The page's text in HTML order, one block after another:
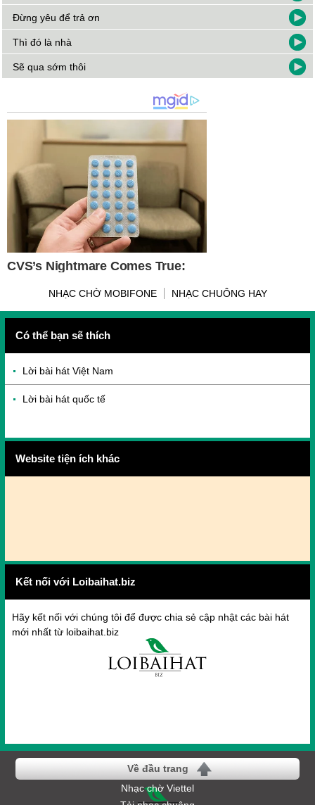
Đừng yêu để trả ơn
Thì đó là nhà
Sẽ qua sớm thôi
NHẠC CHỜ MOBIFONE NHẠC CHUÔNG HAY
Có thể bạn sẽ thích
Lời bài hát Việt Nam
Lời bài hát quốc tế
Website tiện ích khác
Kết nối với Loibaihat.biz
Hãy kết nối với chúng tôi để được chia sẻ cập nhật các bài hát
mới nhất từ loibaihat.biz
Về đầu trang
Nhạc chờ Viettel